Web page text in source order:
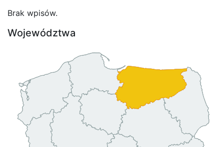
Brak wpisów.
Województwa